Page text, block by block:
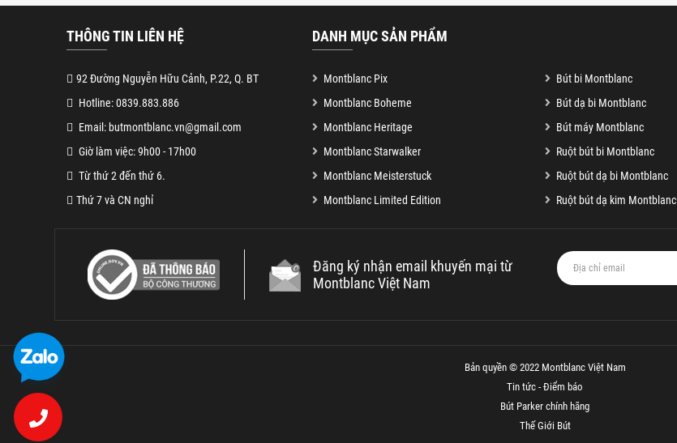
THÔNG TIN LIÊN HỆ
92 Đường Nguyễn Hữu Cảnh, P.22, Q. BT
Hotline: 0839.883.886
Email: butmontblanc.vn@gmail.com
Giờ làm việc: 9h00 - 17h00
Từ thứ 2 đến thứ 6.
Thứ 7 và CN nghỉ
DANH MỤC SẢN PHẨM
Montblanc Pix
Bút bi Montblanc
Montblanc Boheme
Bút dạ bi Montblanc
Montblanc Heritage
Bút máy Montblanc
Montblanc Starwalker
Ruột bút bi Montblanc
Montblanc Meisterstuck
Ruột bút dạ bi Montblanc
Montblanc Limited Edition
Ruột bút dạ kim Montblanc
Đăng ký nhận email khuyến mại từ
Montblanc Việt Nam
Bản quyền © 2022 Montblanc Việt Nam
Tin tức - Điểm báo
Bút Parker chính hãng
Thế Giới Bút